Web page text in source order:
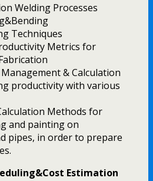
Welding Processes
Techniques
Metrics for
& Calculation
productivity with various
Methods for
and painting on
pipes, in order to prepare
Estimation